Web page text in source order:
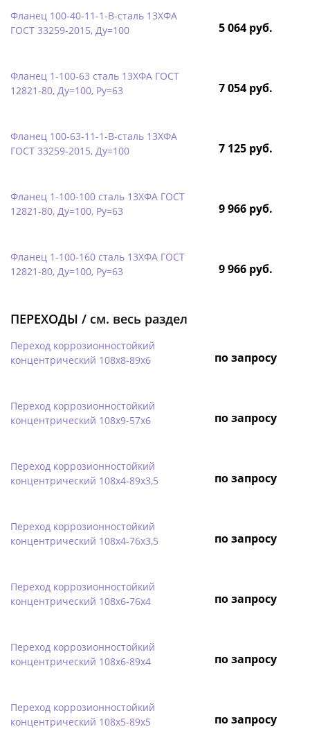
Фланец 100-40-11-1-B-сталь 13ХФА
ГОСТ 33259-2015, Ду=100
5 064 руб.
Фланец 1-100-63 сталь 13ХФА ГОСТ
12821-80, Ду=100, Ру=63
7 054 руб.
Фланец 100-63-11-1-B-сталь 13ХФА
ГОСТ 33259-2015, Ду=100
7 125 руб.
Фланец 1-100-100 сталь 13ХФА ГОСТ
12821-80, Ду=100, Ру=63
9 966 руб.
Фланец 1-100-160 сталь 13ХФА ГОСТ
12821-80, Ду=100, Ру=63
9 966 руб.
ПЕРЕХОДЫ / см. весь раздел
Переход коррозионностойкий
концентрический 108х8-89х6
по запросу
Переход коррозионностойкий
концентрический 108х9-57х6
по запросу
Переход коррозионностойкий
концентрический 108х4-89х3,5
по запросу
Переход коррозионностойкий
концентрический 108х4-76х3,5
по запросу
Переход коррозионностойкий
концентрический 108х6-76х4
по запросу
Переход коррозионностойкий
концентрический 108х6-89х4
по запросу
Переход коррозионностойкий
концентрический 108х5-89х5
по запросу